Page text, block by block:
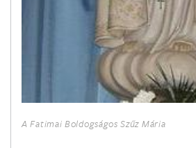
Bosco Szent János áldozópap
A Fatimai Boldogságos Szűz Mária